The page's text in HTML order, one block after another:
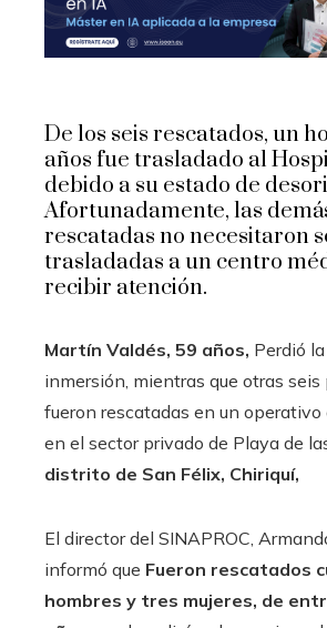
De los seis rescatados, un
años fue trasladado al
debido a su estado de
Afortunadamente, las
rescatadas no necesitaron
trasladadas a un centro
recibir atención.
Martín Valdés, 59 años, Perdió
inmersión, mientras que otras seis
fueron rescatadas en un operativo
en el sector privado de Playa de
distrito de San Félix, Chiriquí,
El director del SINAPROC,
informó que Fueron rescatados
hombres y tres mujeres, de